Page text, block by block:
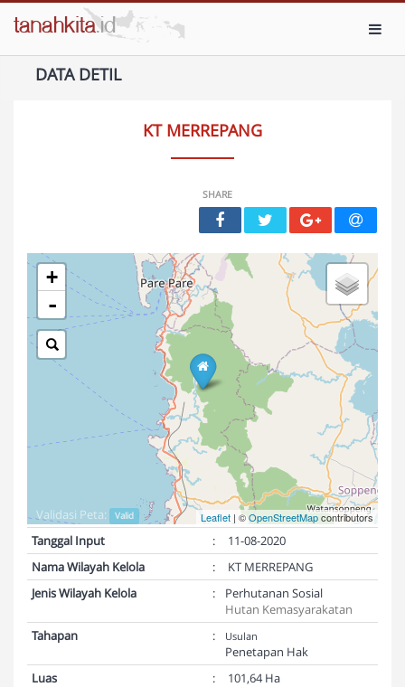
DATA DETIL
KT MERREPANG
SHARE
+
-
Leaflet | ©OpenStreetMapcontributors
Validasi Peta: Valid
Tanggal Input :
11-08-2020
Nama Wilayah Kelola
:
KT MERREPANG
Jenis Wilayah Kelola
:
Perhutanan Sosial
Hutan Kemasyarakatan
Tahapan
: Usulan
Penetapan Hak
Luas
:
101,64 Ha